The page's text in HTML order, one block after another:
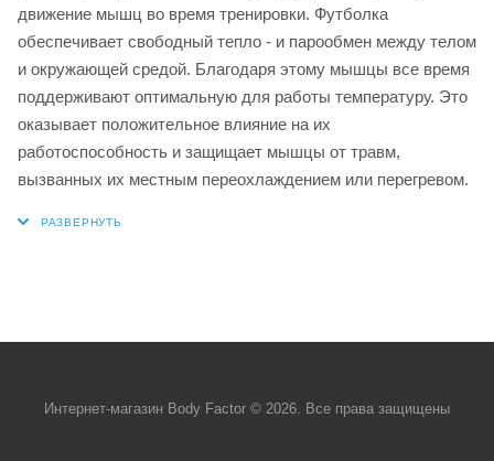
движение мышц во время тренировки. Футболка
обеспечивает свободный тепло - и парообмен между телом
и окружающей средой. Благодаря этому мышцы все время
поддерживают оптимальную для работы температуру. Это
оказывает положительное влияние на их
работоспособность и защищает мышцы от травм,
вызванных их местным переохлаждением или перегревом.
Интернет-магазин Body Factor © 2026. Все права защищены